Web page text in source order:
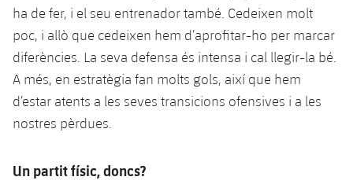
ha de fer, i el seu entrenador també. Cedeixen molt
poc, i allò que cedeixen hem d’aprofitar-ho per marcar
diferències. La seva defensa és intensa i cal llegir-la bé.
A més, en estratègia fan molts gols, així que hem
d’estar atents a les seves transicions ofensives i a les
nostres pèrdues.
Un partit físic, doncs?